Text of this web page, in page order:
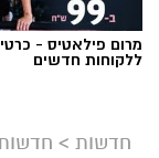
הברכה
לרפואה.
מרום פילאטיס -
ללקוחות חדשים
חדשות >